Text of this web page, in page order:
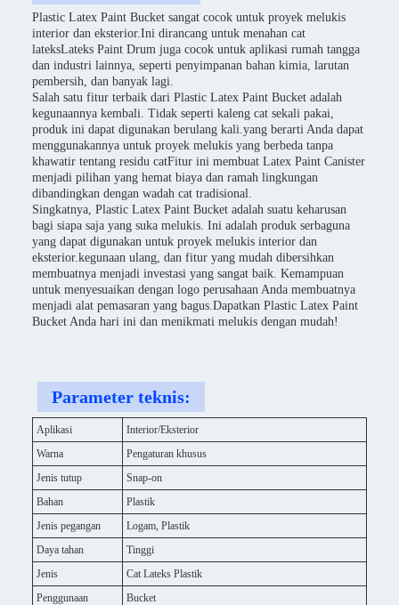
Plastic Latex Paint Bucket sangat cocok untuk proyek melukis
interior dan eksterior.Ini dirancang untuk menahan cat
lateksLateks Paint Drum juga cocok untuk aplikasi rumah tangga
dan industri lainnya, seperti penyimpanan bahan kimia, larutan
pembersih, dan banyak lagi.
Salah satu fitur terbaik dari Plastic Latex Paint Bucket adalah
kegunaannya kembali. Tidak seperti kaleng cat sekali pakai,
produk ini dapat digunakan berulang kali.yang berarti Anda dapat
menggunakannya untuk proyek melukis yang berbeda tanpa
khawatir tentang residu catFitur ini membuat Latex Paint Canister
menjadi pilihan yang hemat biaya dan ramah lingkungan
dibandingkan dengan wadah cat tradisional.
Singkatnya, Plastic Latex Paint Bucket adalah suatu keharusan
bagi siapa saja yang suka melukis. Ini adalah produk serbaguna
yang dapat digunakan untuk proyek melukis interior dan
eksterior.kegunaan ulang, dan fitur yang mudah dibersihkan
membuatnya menjadi investasi yang sangat baik. Kemampuan
untuk menyesuaikan dengan logo perusahaan Anda membuatnya
menjadi alat pemasaran yang bagus.Dapatkan Plastic Latex Paint
Bucket Anda hari ini dan menikmati melukis dengan mudah!
Parameter teknis:
Aplikasi
Interior/Eksterior
Warna
Pengaturan khusus
Jenis tutup
Snap-on
Bahan
Plastik
Jenis pegangan
Logam, Plastik
Daya tahan
Tinggi
Jenis
Cat Lateks Plastik
Penggunaan
Bucket